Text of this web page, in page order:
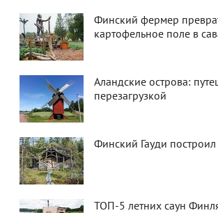
Финский фермер
картофельное поле в
Аландские острова:
перезагрузкой
Финский Гауди
ТОП-5 летних саун